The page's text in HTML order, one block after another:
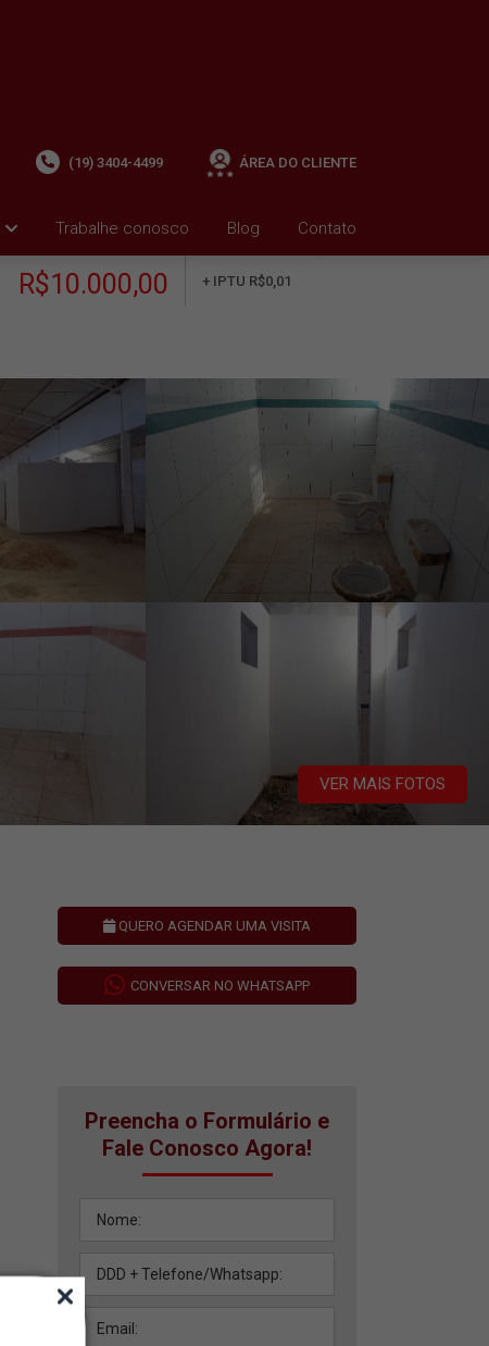
Trabalhe conosco Blog Contato
(19) 3404-4499 ÁREA DO CLIENTE
R$10.000,00
+ IPTU R$0,01
VER MAIS FOTOS
QUERO AGENDAR UMA VISITA
CONVERSAR NO WHATSAPP
Preencha o Formulário e
Fale Conosco Agora!